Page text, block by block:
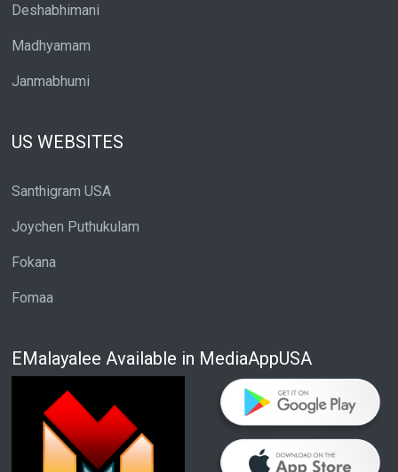
Deshabhimani
Madhyamam
Janmabhumi
US WEBSITES
Santhigram USA
Joychen Puthukulam
Fokana
Fomaa
EMalayalee Available in MediaAppUSA